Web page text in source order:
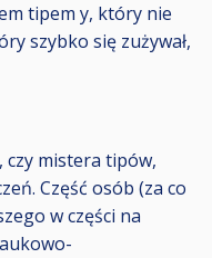
tipem y, który nie
szybko się zużywał,
czy mistera tipów,
Część osób (za co
w części na